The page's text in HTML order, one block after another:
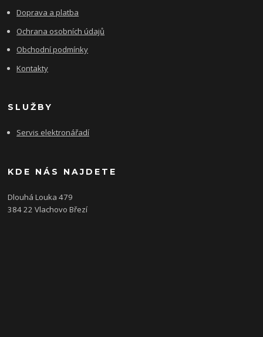
Doprava a platba
Ochrana osobních údajů
Obchodní podmínky
Kontakty
SLUŽBY
Servis elektronářadí
KDE NÁS NAJDETE
Dlouhá Louka 479
384 22 Vlachovo Březí